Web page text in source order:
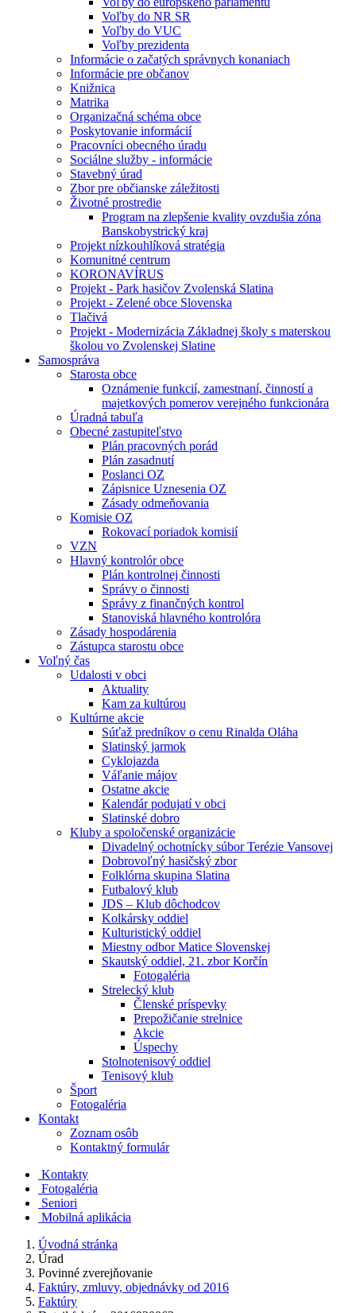
Voľby do NR SR
Voľby do VUC
Voľby prezidenta
Informácie o začatých správnych konaniach
Informácie pre občanov
Knižnica
Matrika
Organizačná schéma obce
Poskytovanie informácií
Pracovníci obecného úradu
Sociálne služby - informácie
Stavebný úrad
Zbor pre občianske záležitosti
Životné prostredie
Program na zlepšenie kvality ovzdušia zóna
Banskobystrický kraj
Projekt nízkouhlíková stratégia
Komunitné centrum
KORONAVÍRUS
Projekt - Park hasičov Zvolenská Slatina
Projekt - Zelené obce Slovenska
Tlačivá
Projekt - Modernizácia Základnej školy s materskou
školou vo Zvolenskej Slatine
Samospráva
Starosta obce
Oznámenie funkcií, zamestnaní, činností a
majetkových pomerov verejného funkcionára
Úradná tabuľa
Obecné zastupiteľstvo
Plán pracovných porád
Plán zasadnutí
Poslanci OZ
Zápisnice Uznesenia OZ
Zásady odmeňovania
Komisie OZ
Rokovací poriadok komisií
VZN
Hlavný kontrolór obce
Plán kontrolnej činnosti
Správy o činnosti
Správy z finančných kontrol
Stanoviská hlavného kontrolóra
Zásady hospodárenia
Zástupca starostu obce
Voľný čas
Udalosti v obci
Aktuality
Kam za kultúrou
Kultúrne akcie
Súťaž predníkov o cenu Rinalda Oláha
Slatinský jarmok
Cyklojazda
Váľanie májov
Ostatne akcie
Kalendár podujatí v obci
Slatinské dobro
Kluby a spoločenské organizácie
Divadelný ochotnícky súbor Terézie Vansovej
Dobrovoľný hasičský zbor
Folklórna skupina Slatina
Futbalový klub
JDS – Klub dôchodcov
Kolkársky oddiel
Kulturistický oddiel
Miestny odbor Matice Slovenskej
Skautský oddiel, 21. zbor Korčín
Fotogaléria
Strelecký klub
Členské príspevky
Prepožičanie strelnice
Akcie
Úspechy
Stolnotenisový oddiel
Tenisový klub
Šport
Fotogaléria
Kontakt
Zoznam osôb
Kontaktný formulár
Kontakty
Fotogaléria
Seniori
Mobilná aplikácia
Úvodná stránka
Úrad
Povinné zverejňovanie
Faktúry, zmluvy, objednávky od 2016
Faktúry